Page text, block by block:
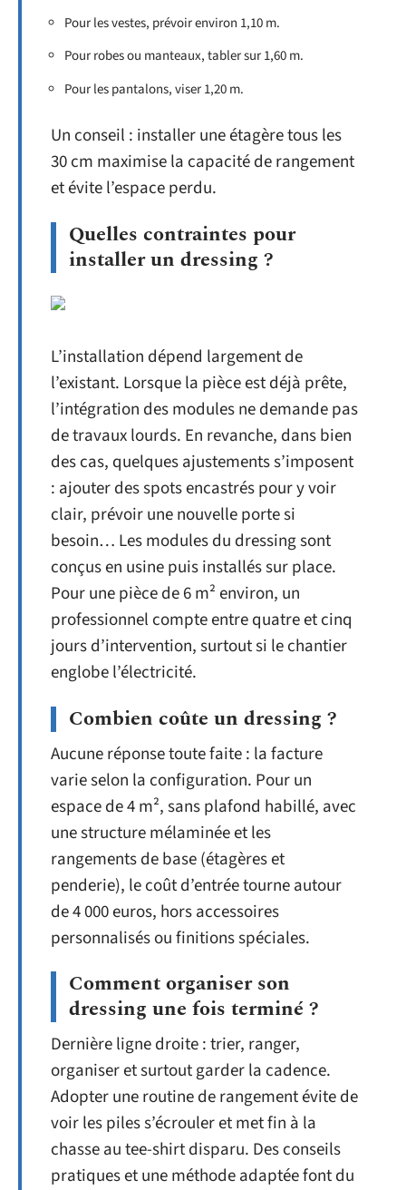
Pour les vestes, prévoir environ 1,10 m.
Pour robes ou manteaux, tabler sur 1,60 m.
Pour les pantalons, viser 1,20 m.
Un conseil : installer une étagère tous les
30 cm maximise la capacité de rangement
et évite l’espace perdu.
Quelles contraintes pour
installer un dressing ?
L’installation dépend largement de
l’existant. Lorsque la pièce est déjà prête,
l’intégration des modules ne demande pas
de travaux lourds. En revanche, dans bien
des cas, quelques ajustements s’imposent
: ajouter des spots encastrés pour y voir
clair, prévoir une nouvelle porte si
besoin… Les modules du dressing sont
conçus en usine puis installés sur place.
Pour une pièce de 6 m² environ, un
professionnel compte entre quatre et cinq
jours d’intervention, surtout si le chantier
englobe l’électricité.
Combien coûte un dressing ?
Aucune réponse toute faite : la facture
varie selon la configuration. Pour un
espace de 4 m², sans plafond habillé, avec
une structure mélaminée et les
rangements de base (étagères et
penderie), le coût d’entrée tourne autour
de 4 000 euros, hors accessoires
personnalisés ou finitions spéciales.
Comment organiser son
dressing une fois terminé ?
Dernière ligne droite : trier, ranger,
organiser et surtout garder la cadence.
Adopter une routine de rangement évite de
voir les piles s’écrouler et met fin à la
chasse au tee-shirt disparu. Des conseils
pratiques et une méthode adaptée font du